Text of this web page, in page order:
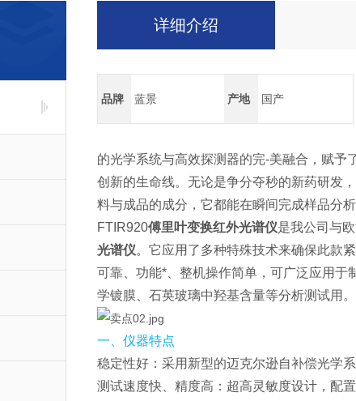
详细介绍
品牌 蓝景 产地 国产
的光学系统与高效探测器的完-美融合，赋予
创新的生命线。无论是争分夺秒的新药研发
料与成品的成分，它都能在瞬间完成样品分
FTIR920傅里叶变换红外光谱仪是我公司与
光谱仪。它应用了多种特殊技术来确保此款
可靠、功能*、整机操作简单，可广泛应用于
学镀膜、石英玻璃中羟基含量等分析测试用。
一、仪器特点
稳定性好：采用新型的迈克尔逊自补偿光学
测试速度快、精度高：超高灵敏度设计，配